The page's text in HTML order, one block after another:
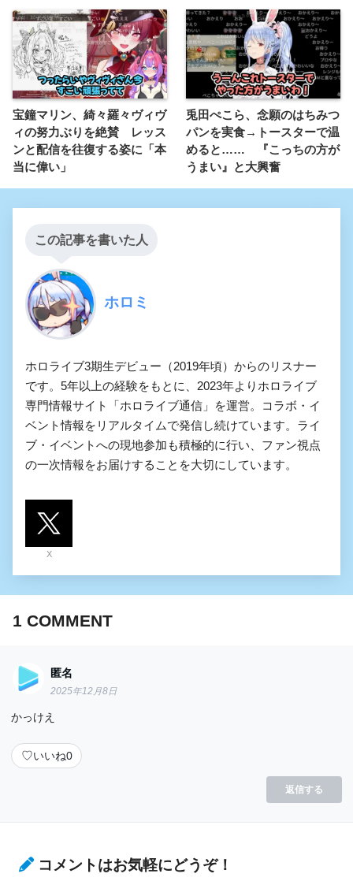
宝鐘マリン、綺々羅々ヴィヴ
ィの努力ぶりを絶賛 レッス
ンと配信を往復する姿に「本
当に偉い」
兎田ぺこら、念願のはちみつ
パンを実食→トースターで温
めると…… 『こっちの方が
うまい』と大興奮
この記事を書いた人
ホロミ
ホロライブ3期生デビュー（2019年頃）からのリスナー
です。5年以上の経験をもとに、2023年よりホロライブ
専門情報サイト「ホロライブ通信」を運営。コラボ・イ
ベント情報をリアルタイムで発信し続けています。ライ
ブ・イベントへの現地参加も積極的に行い、ファン視点
の一次情報をお届けすることを大切にしています。
X
1 COMMENT
匿名
2025年12月8日
かっけえ
♡いいね0
返信する
コメントはお気軽にどうぞ！